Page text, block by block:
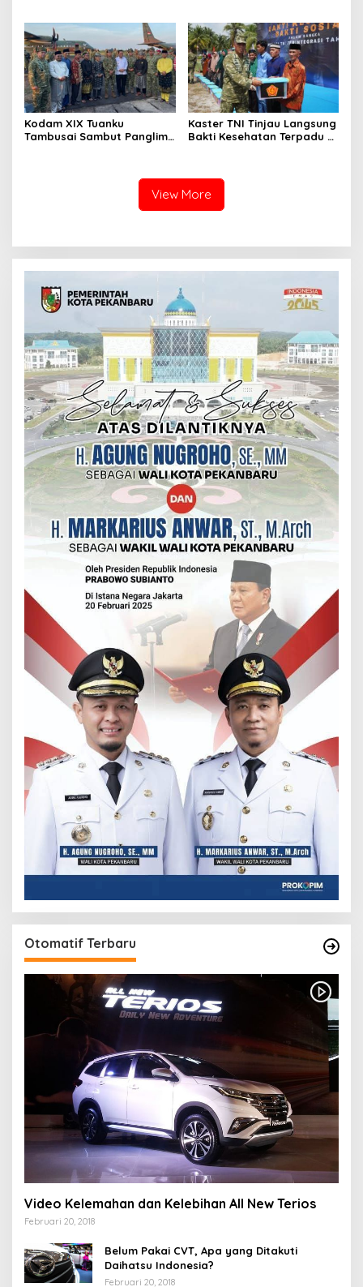
Penguatan Satuan
Tuanku Tambusai Kawal
Kunjungan ke Dua Yonif
Teritorial Pembangunan
Kodam XIX Tuanku
Tambusai Sambut Panglima
Kaster TNI Tinjau Langsung
Bakti Kesehatan Terpadu di
View More
Otomatif Terbaru
Video Kelemahan dan Kelebihan All New Terios
Februari 20, 2018
Belum Pakai CVT, Apa yang Ditakuti
Daihatsu Indonesia?
Februari 20, 2018